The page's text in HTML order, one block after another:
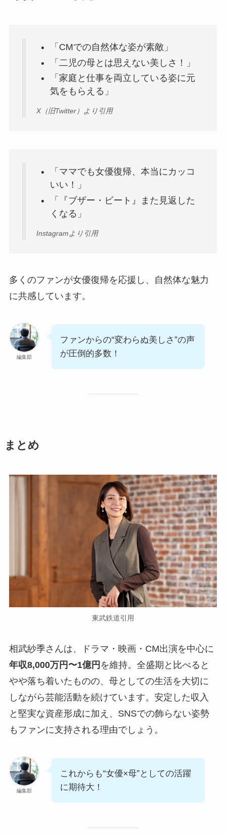
「CMでの自然体な姿が素敵」
「二児の母とは思えない美しさ！」
「家庭と仕事を両立している姿に元
気をもらえる」
X（旧Twitter）より引用
「ママでも女優復帰、本当にカッコ
いい！」
「『ブザー・ビート』また見返した
くなる」
Instagramより引用
多くのファンが女優復帰を応援し、自然体な魅力
に共感しています。
編集部
ファンからの“変わらぬ美しさ”の声
が圧倒的多数！
まとめ
東武鉄道引用
相武紗季さんは、ドラマ・映画・CM出演を中心に
年収8,000万円〜1億円 を維持。全盛期と比べると
やや落ち着いたものの、母としての生活を大切に
しながら芸能活動を続けています。安定した収入
と堅実な資産形成に加え、SNSでの飾らない姿勢
もファンに支持される理由でしょう。
編集部
これからも“女優×母”としての活躍
に期待大！